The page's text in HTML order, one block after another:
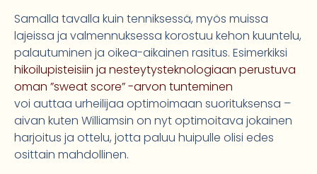
Samalla tavalla kuin tenniksessä, myös muissa
lajeissa ja valmennuksessa korostuu kehon kuuntelu,
palautuminen ja oikea-aikainen rasitus. Esimerkiksi
hikoilupisteisiin ja nesteytysteknologiaan perustuva
oman ”sweat score” -arvon tunteminen
voi auttaa urheilijaa optimoimaan suorituksensa –
aivan kuten Williamsin on nyt optimoitava jokainen
harjoitus ja ottelu, jotta paluu huipulle olisi edes
osittain mahdollinen.